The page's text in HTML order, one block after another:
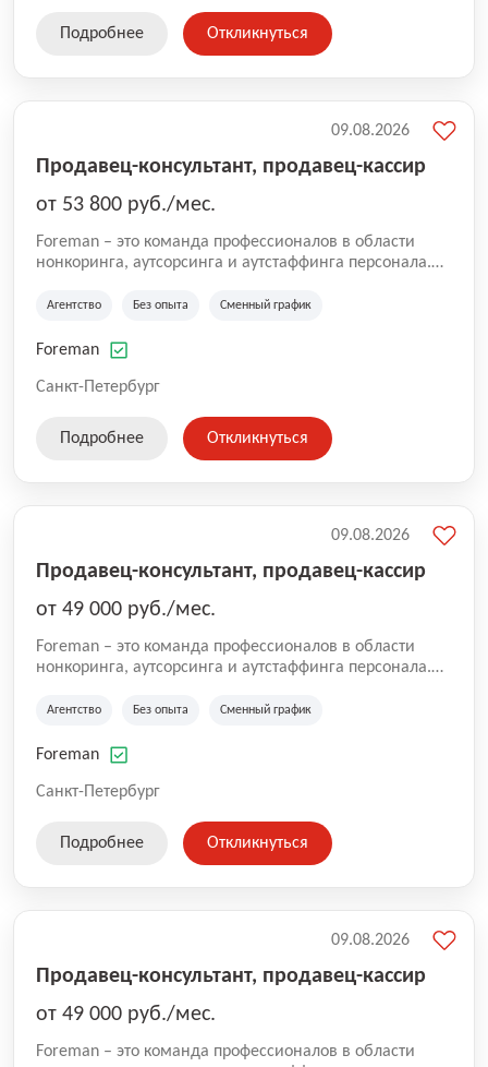
Подробнее Откликнуться
Продавец-консультант, продавец-кассир
от 53 800 руб./мес.
Foreman – это команда профессионалов в области
нонкоринга, аутсорсинга и аутстаффинга персонала.
реализовывать проекты любой сложности, в которых
уровня роста и развития по всей России. В работе
вакансий. Если вы не нашли подходящую вакансию,
свяжемся с вами в ближайшее время.
Агентство Без опыта Сменный график
Foreman
Санкт-Петербург
09.08.2026
Подробнее Откликнуться
Продавец-консультант, продавец-кассир
от 49 000 руб./мес.
Foreman – это команда профессионалов в области
нонкоринга, аутсорсинга и аутстаффинга персонала.
реализовывать проекты любой сложности, в которых
уровня роста и развития по всей России. В работе
вакансий. Если вы не нашли подходящую вакансию,
свяжемся с вами в ближайшее время.
Агентство Без опыта Сменный график
Foreman
Санкт-Петербург
09.08.2026
Подробнее Откликнуться
Продавец-консультант, продавец-кассир
от 49 000 руб./мес.
Foreman – это команда профессионалов в области
09.08.2026